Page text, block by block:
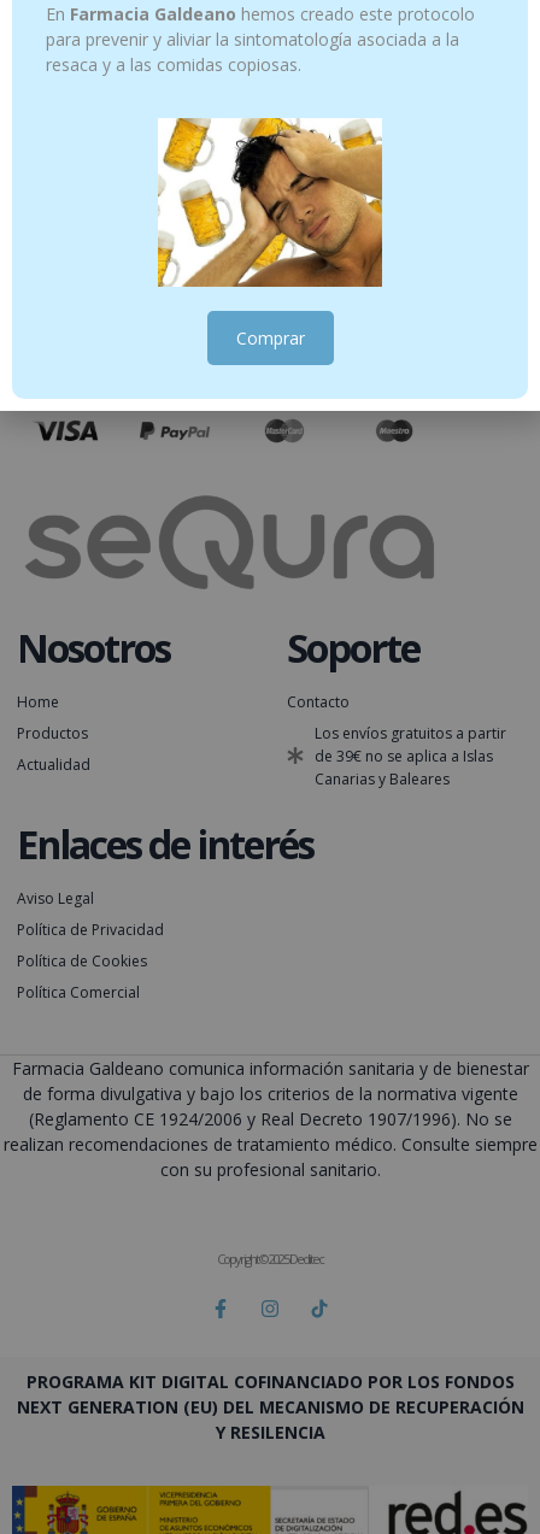
Nosotros
Home
Productos
Actualidad
Soporte
Contacto
Los envíos gratuitos a partir
de 39€ no se aplica a Islas
Canarias y Baleares
Enlaces de interés
Aviso Legal
Política de Privacidad
Política de Cookies
Política Comercial
Farmacia Galdeano comunica información sanitaria y de bienestar
de forma divulgativa y bajo los criterios de la normativa vigente
(Reglamento CE 1924/2006 y Real Decreto 1907/1996). No se
realizan recomendaciones de tratamiento médico. Consulte siempre
con su profesional sanitario.
Copyright © 2025 Deditec
PROGRAMA KIT DIGITAL COFINANCIADO POR LOS FONDOS
NEXT GENERATION (EU) DEL MECANISMO DE RECUPERACIÓN
Y RESILENCIA
En Farmacia Galdeano hemos creado este protocolo
para prevenir y aliviar la sintomatología asociada a la
resaca y a las comidas copiosas.
Comprar